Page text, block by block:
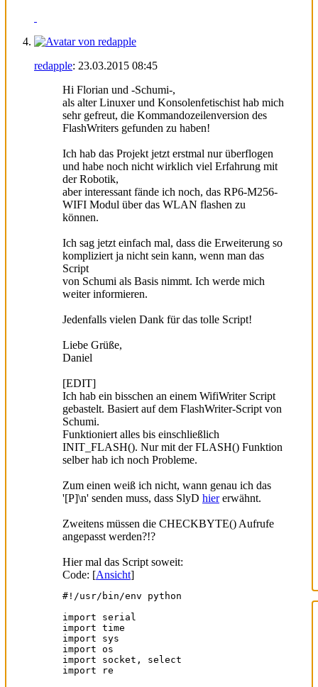
redapple: 23.03.2015 08:45
Hi Florian und -Schumi-,
als alter Linuxer und Konsolenfetischist hab mich
sehr gefreut, die Kommandozeilenversion des
FlashWriters gefunden zu haben!
Ich hab das Projekt jetzt erstmal nur überflogen
und habe noch nicht wirklich viel Erfahrung mit
der Robotik,
aber interessant fände ich noch, das RP6-M256-
WIFI Modul über das WLAN flashen zu
können.
Ich sag jetzt einfach mal, dass die Erweiterung so
kompliziert ja nicht sein kann, wenn man das
Script
von Schumi als Basis nimmt. Ich werde mich
weiter informieren.
Jedenfalls vielen Dank für das tolle Script!
Liebe Grüße,
Daniel
[EDIT]
Ich hab ein bisschen an einem WifiWriter Script
gebastelt. Basiert auf dem FlashWriter-Script von
Schumi.
Funktioniert alles bis einschließlich
INIT_FLASH(). Nur mit der FLASH() Funktion
selber hab ich noch Probleme.
Zum einen weiß ich nicht, wann genau ich das
'[P]\n' senden muss, dass SlyD hiererwähnt.
Zweitens müssen die CHECKBYTE() Aufrufe
angepasst werden?!?
Hier mal das Script soweit:
Code: [Ansicht]
#!/usr/bin/env python
import serial
import time
import sys
import os
import socket, select
import re